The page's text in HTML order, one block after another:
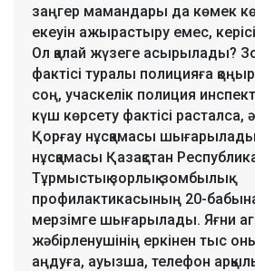
заңгер мамандары да көмек
екеуін ажырастыру емес,
Ол қалай жүзеге асырылады?
фактісі туралы полицияға
соң, учаскелік полиция
күш көрсету фактісі расталса,
Қорғау нұсқамасы
нұсқамасы Қазақстан
Тұрмыстық зорлық-зомбылық
профилактикасының 20-
мерзімге шығарылады. Яғни
жәбірленушінің еркінен тыс
аңдуға, ауызша, телефон